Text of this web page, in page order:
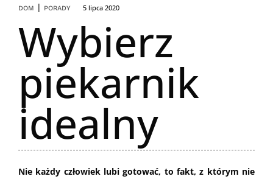
DOM | PORADY 5 lipca 2020
Wybierz
piekarnik
idealny
Nie każdy człowiek lubi gotować, to fakt, z którym nie